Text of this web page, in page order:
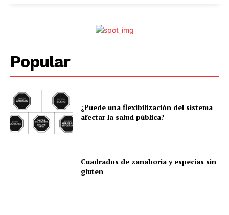
Popular
¿Puede una flexibilización del sistema
afectar la salud pública?
Cuadrados de zanahoria y especias sin
gluten